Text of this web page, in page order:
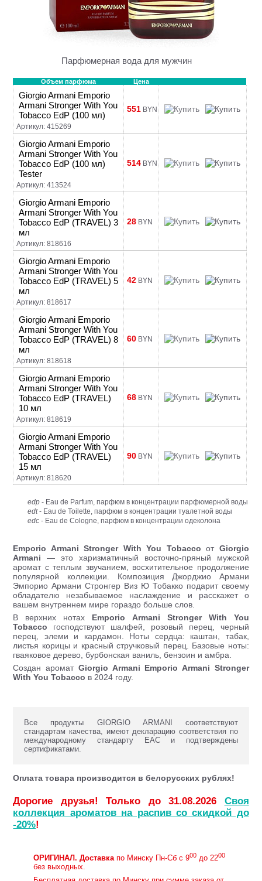
Парфюмерная вода для мужчин
Объем парфюма Цена
Giorgio Armani Emporio
Armani Stronger With You
Tobacco EdP (100 мл)
Артикул: 415269
551 BYN
Giorgio Armani Emporio
Armani Stronger With You
Tobacco EdP (100 мл)
Tester
Артикул: 413524
514 BYN
Giorgio Armani Emporio
Armani Stronger With You
Tobacco EdP (TRAVEL) 3
мл
Артикул: 818616
28 BYN
Giorgio Armani Emporio
Armani Stronger With You
Tobacco EdP (TRAVEL) 5
мл
Артикул: 818617
42 BYN
Giorgio Armani Emporio
Armani Stronger With You
Tobacco EdP (TRAVEL) 8
мл
Артикул: 818618
60 BYN
Giorgio Armani Emporio
Armani Stronger With You
Tobacco EdP (TRAVEL)
10 мл
Артикул: 818619
68 BYN
Giorgio Armani Emporio
Armani Stronger With You
Tobacco EdP (TRAVEL)
15 мл
Артикул: 818620
90 BYN
edp - Eau de Parfum, парфюм в концентрации парфюмерной воды
edt- Eau de Toilette, парфюм в концентрации туалетной воды
edc - Eau de Cologne, парфюм в концентрации одеколона
Emporio Armani Stronger With You Tobacco от Giorgio
Armani— это харизматичный восточно-пряный мужской
аромат с теплым звучанием, восхитительное продолжение
популярной коллекции. Композиция Джорджио Армани
Эмпорио Армани Стронгер Виз Ю Тобакко подарит своему
обладателю незабываемое наслаждение и расскажет о
вашем внутреннем мире гораздо больше слов.
В верхних нотах Emporio Armani Stronger With You
Tobacco господствуют шалфей, розовый перец, черный
перец, элеми и кардамон. Ноты сердца: каштан, табак,
листья корицы и красный стручковый перец. Базовые ноты:
гваяковое дерево, бурбонская ваниль, бензоин и амбра.
Создан аромат Giorgio Armani Emporio Armani Stronger
With You Tobacco в 2024 году.
Все продукты GIORGIO ARMANI соответствуют
стандартам качества, имеют декларацию соответствия по
международному стандарту ЕАС и подтверждены
сертификатами.
Оплата товара производится в белорусских рублях!
Дорогие друзья! Только до 31.08.2026 Своя
коллекция ароматов на распив со скидкой до
-20%!
ОРИГИНАЛ. Доставкапо Минску Пн-Сб с 900 до 2200
без выходных.